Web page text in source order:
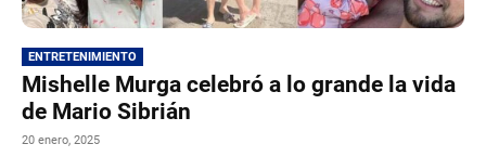
ENTRETENIMIENTO
Mishelle Murga celebró a lo grande la vida
de Mario Sibrián
20 enero, 2025